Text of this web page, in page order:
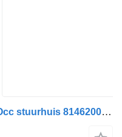
Crémaillère de direction MAN Occ stuurhuis 81462006305 pour camion